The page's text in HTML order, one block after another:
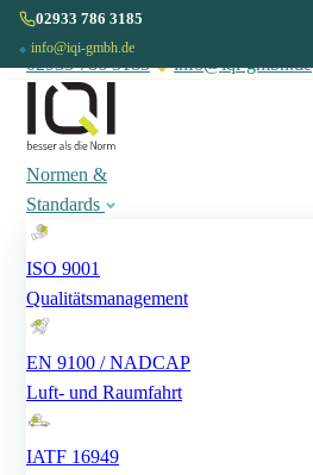
02933 786 3185 ◆ info@iqi-gmbh.de
02933 786 3185
◆ info@iqi-gmbh.de
Normen &
Standards
ISO 9001
Qualitätsmanagement
EN 9100 / NADCAP
Luft- und Raumfahrt
IATF 16949